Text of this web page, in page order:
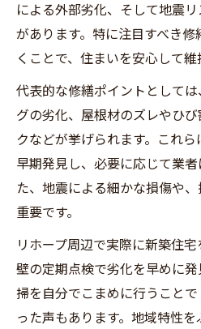
による外部劣化、そして地震
があります。特に注目すべき
くことで、住まいを安心して維
代表的な修繕ポイントとして
グの劣化、屋根材のズレやひ
クなどが挙げられます。これ
早期発見し、必要に応じて業
た、地震による細かな損傷や
重要です。
リホープ周辺で実際に新築住
壁の定期点検で劣化を早めに
掃を自分でこまめに行うこと
った声もあります。地域特性